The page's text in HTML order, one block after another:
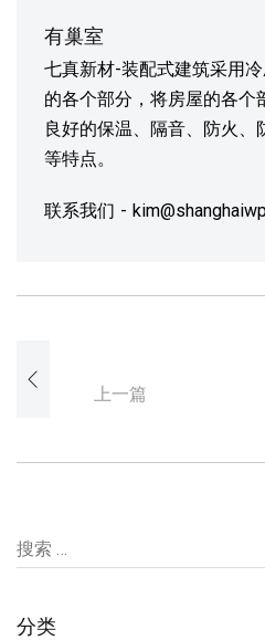
有巢室
七真新材-装配式建筑采用
的各个部分，将房屋的各个
良好的保温、隔音、防火、
等特点。
联系我们
上一篇
分类